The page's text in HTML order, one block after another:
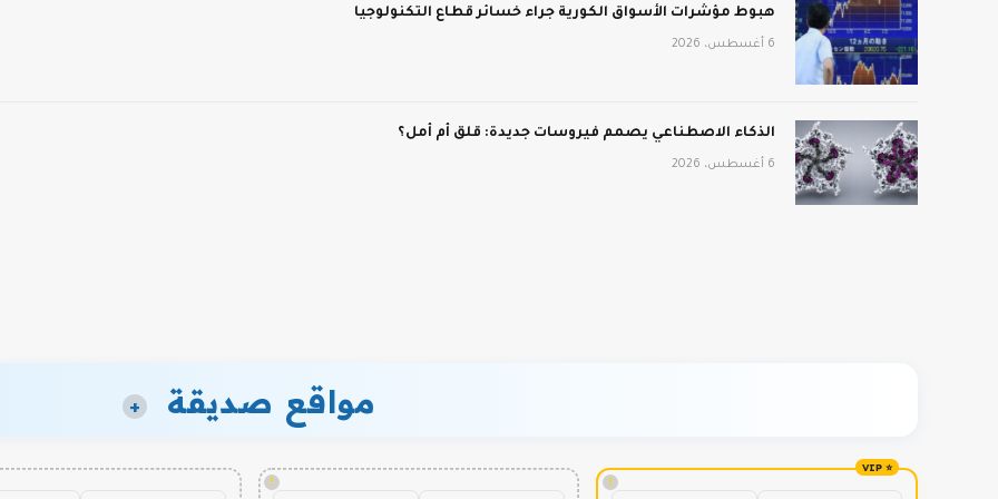
هبوط مؤشرات الأسواق الكورية جراء خسائر قطاع التكنولوجيا
6 أغسطس، 2026
الذكاء الاصطناعي يصمم فيروسات جديدة: قلق أم أمل؟
6 أغسطس، 2026
مواقع صديقة +
!
!